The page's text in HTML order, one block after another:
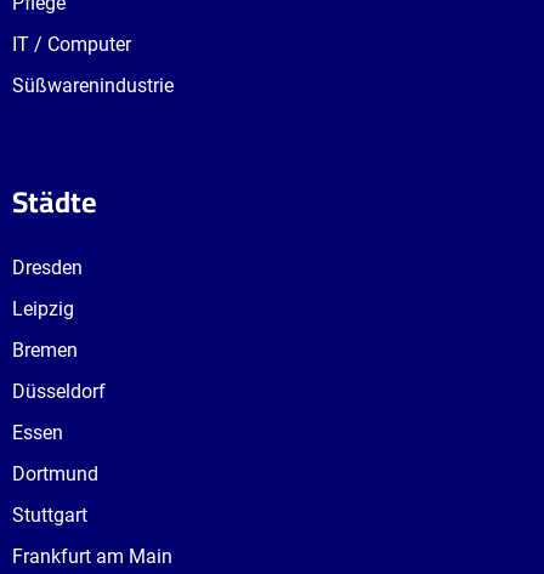
IT / Computer
Süßwarenindustrie
Städte
Dresden
Leipzig
Bremen
Düsseldorf
Essen
Dortmund
Stuttgart
Frankfurt am Main